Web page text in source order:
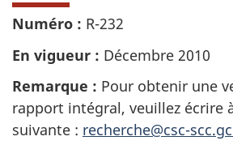
Numéro : R-232
En vigueur : Décembre 2010
Remarque : Pour obtenir une
rapport intégral, veuillez écrire
suivante : recherche@csc-